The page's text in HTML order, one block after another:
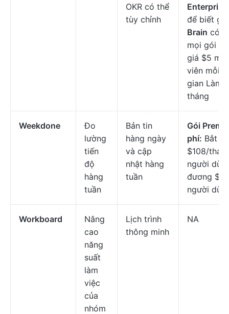
OKR có thể
tùy chỉnh
để biết giá
Brain có
mọi gói
giá $5
viên mỗi
gian Làm
tháng
Weekdone
Đo
lường
tiến
độ
hàng
tuần
Bản tin
hàng ngày
và cập
nhật hàng
tuần
Gói
phí: Bắt
$108/
người
đương
người
Workboard
Nâng
cao
năng
suất
làm
việc
của
nhóm
Lịch trình
thông minh
NA